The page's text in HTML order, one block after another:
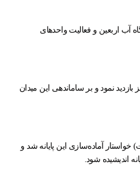
آب اربعین و فعالیت واحد‌های
بازدید نمود و بر ساماندهی این میدان
خواستار آماده‌سازی این پایانه شد و
اندیشیده شود.